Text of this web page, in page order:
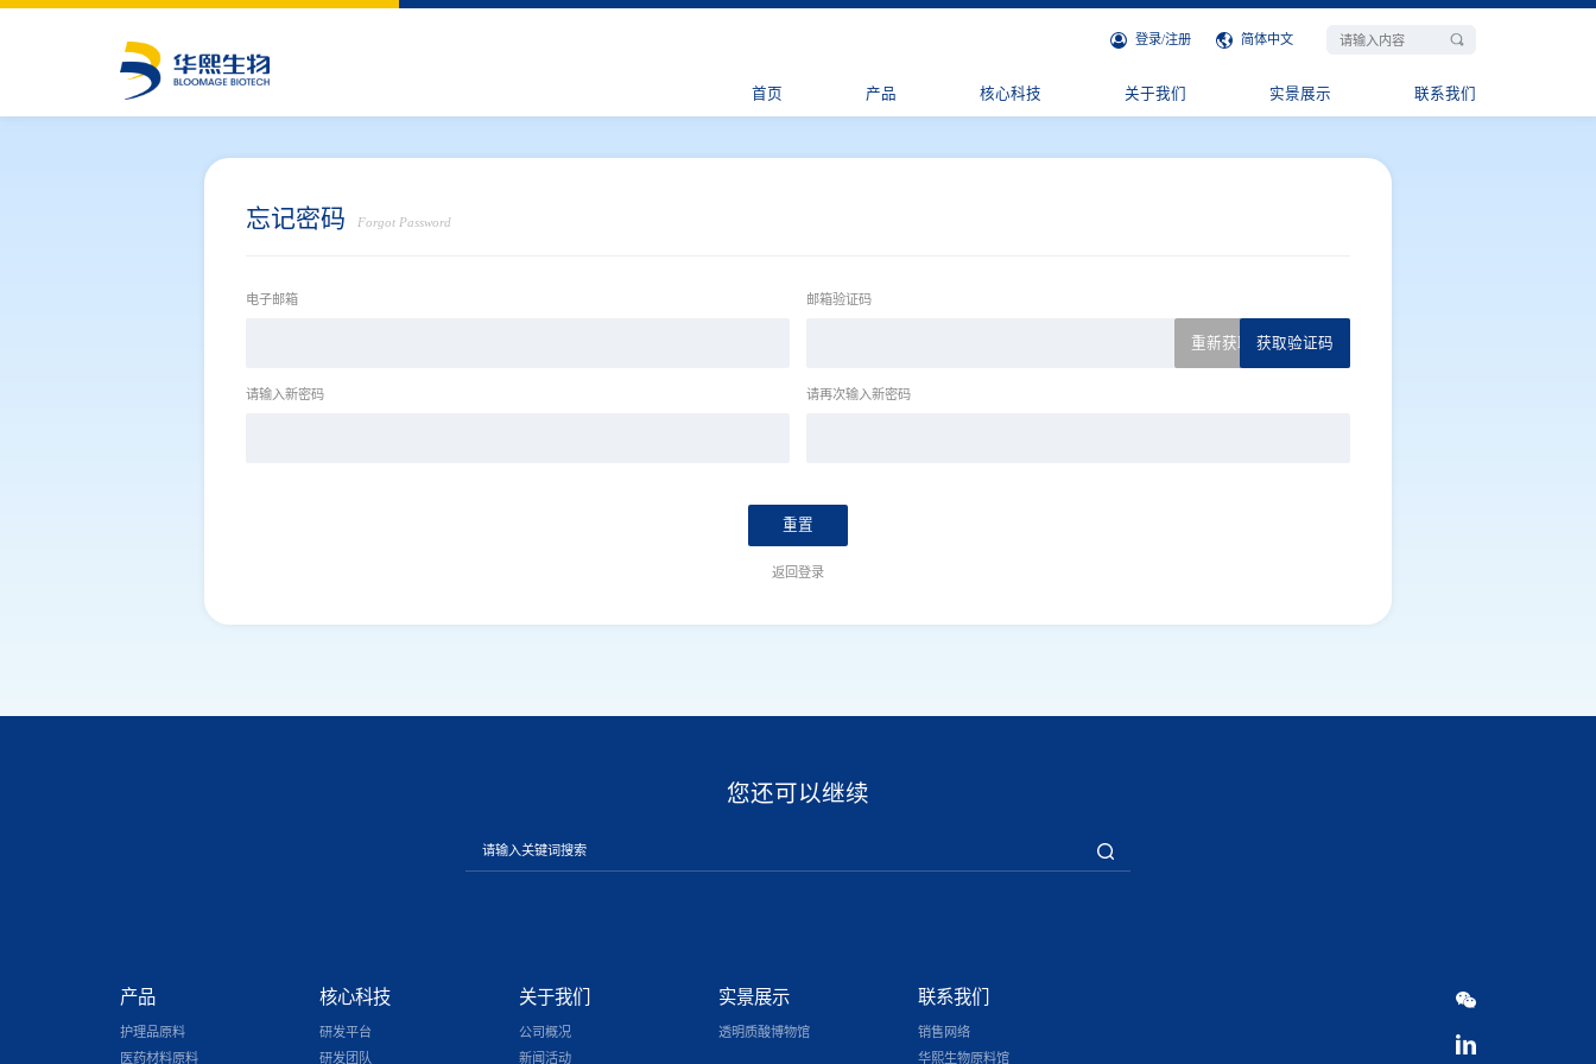
登录/注册 简体中文
首页 产品 核心科技 关于我们 实景展示 联系我们
忘记密码 Forgot Password
电子邮箱 邮箱验证码
重新获取({{count}})s
获取验证码
请输入新密码 请再次输入新密码
重置
返回登录
您还可以继续
产品
护理品原料
医药材料原料
核心科技
研发平台
研发团队
关于我们
公司概况
新闻活动
实景展示
透明质酸博物馆
联系我们
销售网络
华熙生物原料馆